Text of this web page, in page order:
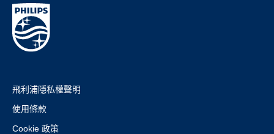
飛利浦隱私權聲明
使用條款
Cookie 政策